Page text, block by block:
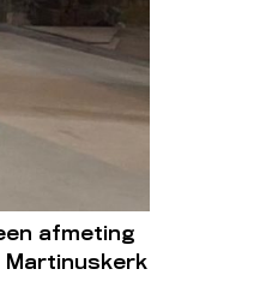
afmeting
Martinuskerk